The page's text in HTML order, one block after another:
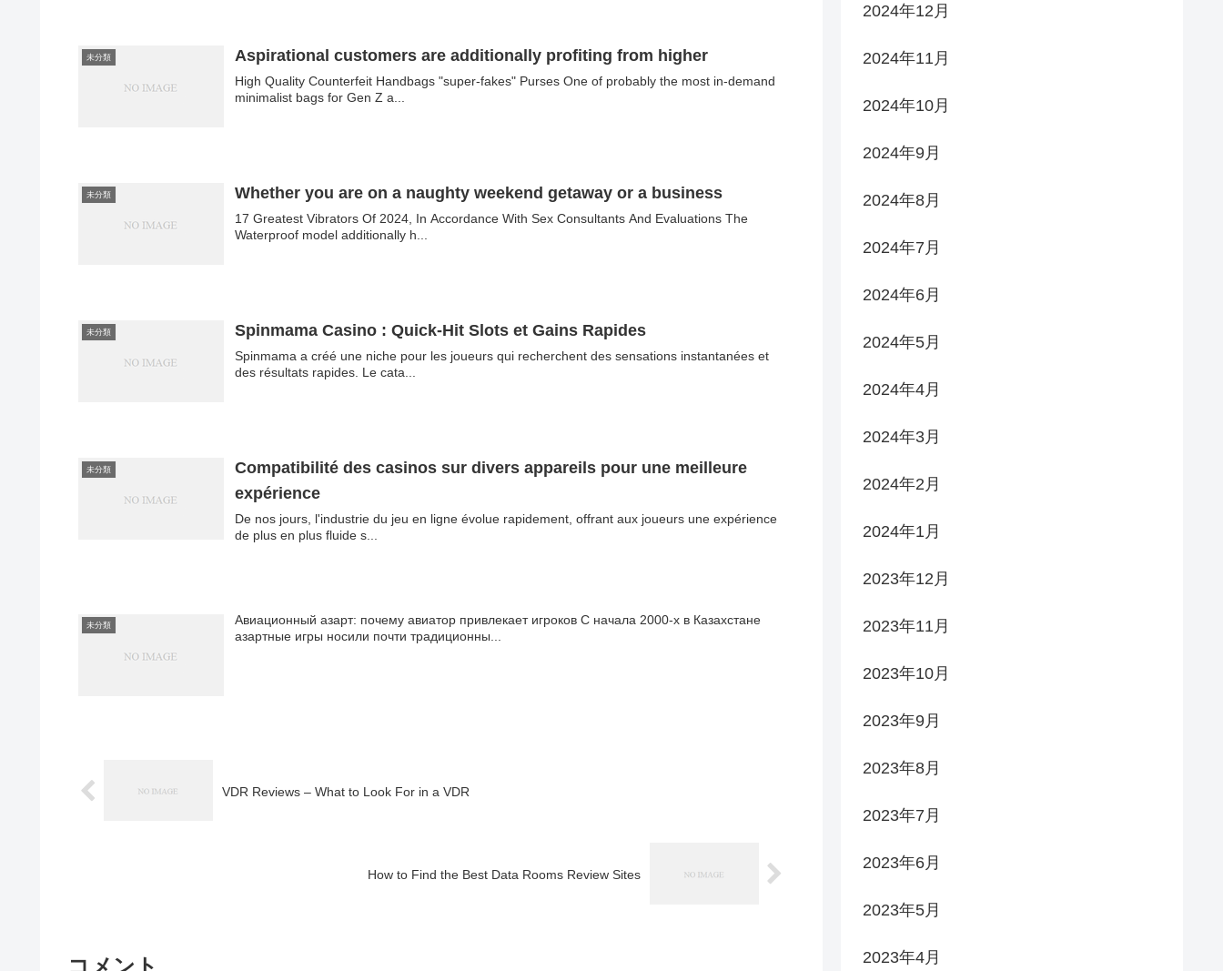
未分類 Aspirational customers are additionally profiting from higher
High Quality Counterfeit Handbags "super-fakes" Purses One of probably the most in-demand
minimalist bags for Gen Z a...
未分類 Whether you are on a naughty weekend getaway or a business
17 Greatest Vibrators Of 2024, In Accordance With Sex Consultants And Evaluations The
Waterproof model additionally h...
未分類 Spinmama Casino : Quick‑Hit Slots et Gains Rapides
Spinmama a créé une niche pour les joueurs qui recherchent des sensations instantanées et
des résultats rapides. Le cata...
未分類
Compatibilité des casinos sur divers appareils pour une meilleure
expérience
De nos jours, l'industrie du jeu en ligne évolue rapidement, offrant aux joueurs une expérience
de plus en plus fluide s...
未分類
Авиационный азарт: почему авиатор привлекает игроков С начала 2000‑х в Казахстане
азартные игры носили почти традиционны...
VDR Reviews – What to Look For in a VDR
How to Find the Best Data Rooms Review Sites
コメント
2024年12月
2024年11月
2024年10月
2024年9月
2024年8月
2024年7月
2024年6月
2024年5月
2024年4月
2024年3月
2024年2月
2024年1月
2023年12月
2023年11月
2023年10月
2023年9月
2023年8月
2023年7月
2023年6月
2023年5月
2023年4月